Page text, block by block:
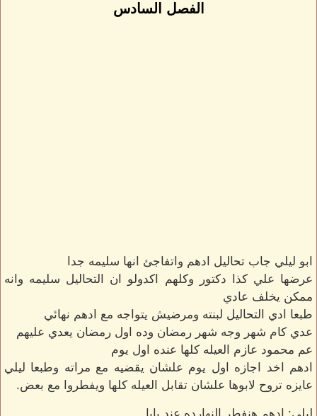
الفصل السادس
ابو ليلي جاب تحاليل ادهم واتفاجئ انها سليمه جدا
عرضها علي كذا دكتور وكلهم اكدولو ان التحاليل سليمه وانه
ممكن يخلف عادي
طبعا ادي التحاليل لبنته ومرضيش يتواجه مع ادهم نهائي
عدي كام شهر وجه شهر رمضان وده اول رمضان يعدي عليهم
عم محمود عازم العيله كلها عنده اول يوم
ادهم اخد اجازه اول يوم علشان يقضيه مع مراته وطبعا ليلي
عايزه تروح لابوها علشان تقابل العيله كلها ويفطروا مع بعض.